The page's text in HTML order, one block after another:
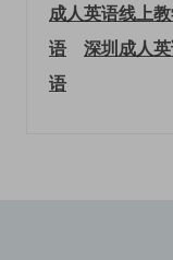
成人英语线上
语
深圳成人
语